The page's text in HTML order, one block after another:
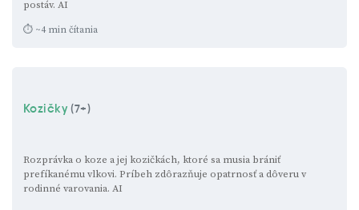
postáv. AI
⏱ ~4 min čítania
Kozičky(7+)
Rozprávka o koze a jej kozičkách, ktoré sa musia brániť
prefíkanému vlkovi. Príbeh zdôrazňuje opatrnosť a dôveru v
rodinné varovania. AI